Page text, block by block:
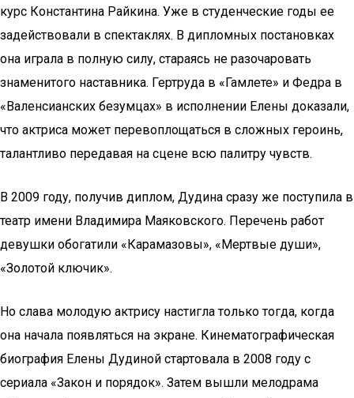
курс Константина Райкина. Уже в студенческие годы ее
задействовали в спектаклях. В дипломных постановках
она играла в полную силу, стараясь не разочаровать
знаменитого наставника. Гертруда в «Гамлете» и Федра в
«Валенсианских безумцах» в исполнении Елены доказали,
что актриса может перевоплощаться в сложных героинь,
талантливо передавая на сцене всю палитру чувств.
В 2009 году, получив диплом, Дудина сразу же поступила в
театр имени Владимира Маяковского. Перечень работ
девушки обогатили «Карамазовы», «Мертвые души»,
«Золотой ключик».
Но слава молодую актрису настигла только тогда, когда
она начала появляться на экране. Кинематографическая
биография Елены Дудиной стартовала в 2008 году с
сериала «Закон и порядок». Затем вышли мелодрама